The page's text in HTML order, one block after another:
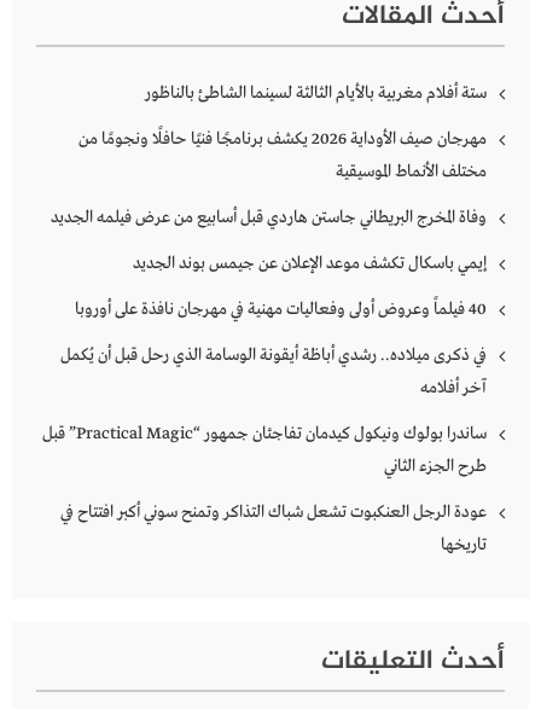
أحدث المقالات
ستة أفلام مغربية بالأيام الثالثة لسينما الشاطئ بالناظور
مهرجان صيف الأوداية 2026 يكشف برنامجًا فنيًا حافلًا ونجومًا من
مختلف الأنماط الموسيقية
وفاة المخرج البريطاني جاستن هاردي قبل أسابيع من عرض فيلمه الجديد
إيمي باسكال تكشف موعد الإعلان عن جيمس بوند الجديد
40 فيلماً وعروض أولى وفعاليات مهنية في مهرجان نافذة على أوروبا
في ذكرى ميلاده.. رشدي أباظة أيقونة الوسامة الذي رحل قبل أن يُكمل
آخر أفلامه
ساندرا بولوك ونيكول كيدمان تفاجئان جمهور “Practical Magic” قبل
طرح الجزء الثاني
عودة الرجل العنكبوت تشعل شباك التذاكر وتمنح سوني أكبر افتتاح في
تاريخها
أحدث التعليقات